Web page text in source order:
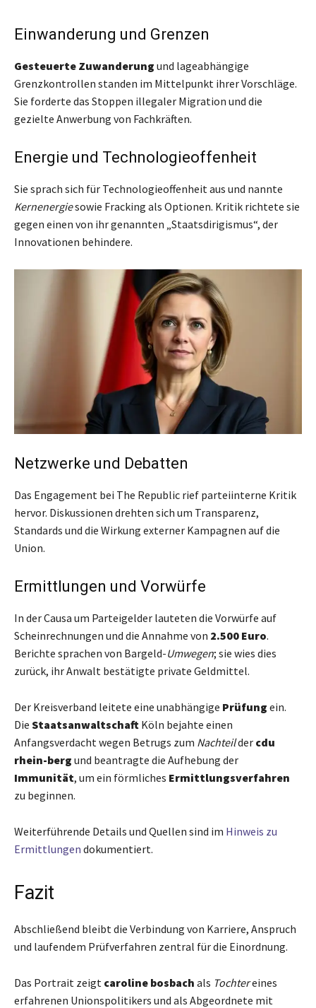
Einwanderung und Grenzen
Gesteuerte Zuwanderung und lageabhängige
Grenzkontrollen standen im Mittelpunkt ihrer Vorschläge.
Sie forderte das Stoppen illegaler Migration und die
gezielte Anwerbung von Fachkräften.
Energie und Technologieoffenheit
Sie sprach sich für Technologieoffenheit aus und nannte
Kernenergiesowie Fracking als Optionen. Kritik richtete sie
gegen einen von ihr genannten „Staatsdirigismus“, der
Innovationen behindere.
Netzwerke und Debatten
Das Engagement bei The Republic rief parteiinterne Kritik
hervor. Diskussionen drehten sich um Transparenz,
Standards und die Wirkung externer Kampagnen auf die
Union.
Ermittlungen und Vorwürfe
In der Causa um Parteigelder lauteten die Vorwürfe auf
Scheinrechnungen und die Annahme von 2.500 Euro.
Berichte sprachen von Bargeld-Umwegen; sie wies dies
zurück, ihr Anwalt bestätigte private Geldmittel.
Der Kreisverband leitete eine unabhängige Prüfung ein.
Die Staatsanwaltschaft Köln bejahte einen
Anfangsverdacht wegen Betrugs zum Nachteilder cdu
rhein-berg und beantragte die Aufhebung der
Immunität, um ein förmliches Ermittlungsverfahren
zu beginnen.
Weiterführende Details und Quellen sind im Hinweis zu
Ermittlungen dokumentiert.
Fazit
Abschließend bleibt die Verbindung von Karriere, Anspruch
und laufendem Prüfverfahren zentral für die Einordnung.
Das Portrait zeigt caroline bosbach als Tochtereines
erfahrenen Unionspolitikers und als Abgeordnete mit